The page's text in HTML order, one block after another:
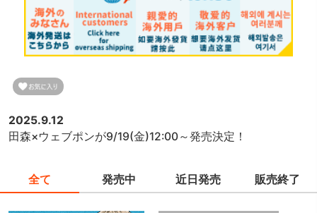
2025.9.12
田森×ウェブポンが9/19(金)12:00～発売決定！
全て 発売中 近日発売 販売終了